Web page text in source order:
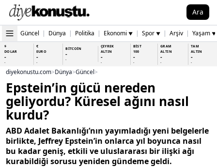
Ara
Güncel | Dünya | Politika | Ekonomi ▼ | Spor ▼ | Arşiv | Yaşam ▼
$
DOLAR
-
-
€
EURO
-
-
BİTCOİN
-
-
ÇEYREK
ALTIN
-
-
BİST
100
-
-
GRAM
ALTIN
-
-
TAM
ALTIN
-
-
diyekonustu.com>Dünya>Güncel>
Epstein’in gücü nereden
geliyordu? Küresel ağını nasıl
kurdu?
ABD Adalet Bakanlığı’nın yayımladığı yeni belgelerle
birlikte, Jeffrey Epstein’in onlarca yıl boyunca nasıl
bu kadar geniş, etkili ve uluslararası bir ilişki ağı
kurabildiği sorusu yeniden gündeme geldi.